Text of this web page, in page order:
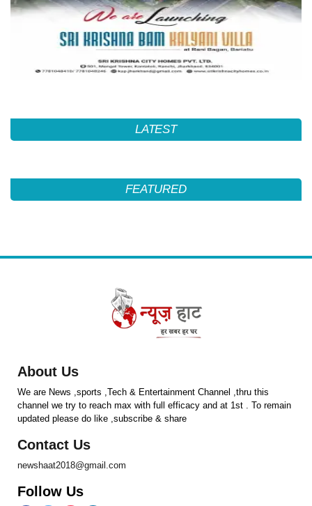
LATEST
FEATURED
About Us
We are News ,sports ,Tech & Entertainment Channel ,thru this
channel we try to reach max with full efficacy and at 1st . To remain
updated please do like ,subscribe & share
Contact Us
newshaat2018@gmail.com
Follow Us